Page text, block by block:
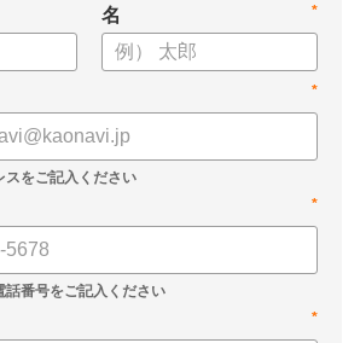
*
名
*
*
*